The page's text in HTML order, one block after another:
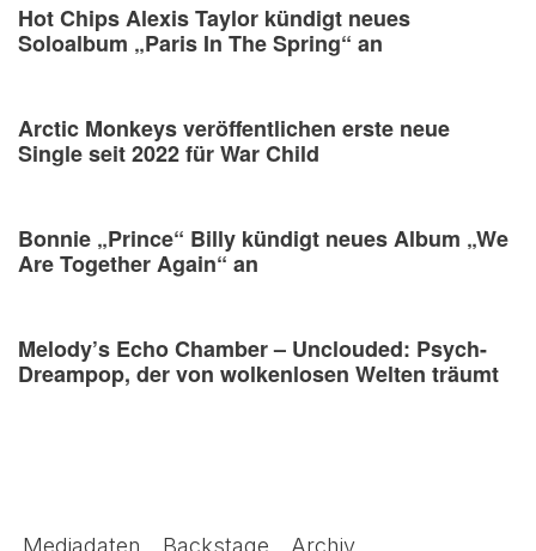
Hot Chips Alexis Taylor kündigt neues
Soloalbum „Paris In The Spring“ an
Arctic Monkeys veröffentlichen erste neue
Single seit 2022 für War Child
Bonnie „Prince“ Billy kündigt neues Album „We
Are Together Again“ an
Melody’s Echo Chamber – Unclouded: Psych-
Dreampop, der von wolkenlosen Welten träumt
Mediadaten Backstage Archiv